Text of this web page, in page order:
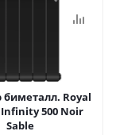
биметалл. Royal
500 Noir
Sable